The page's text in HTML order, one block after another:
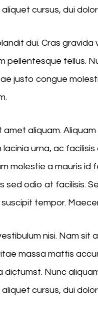
cursus, dui
dui. Cras
pellentesque tellus.
justo congue
aliquam.
urna, ac
molestie a mauris id
sed odio at facilisis.
suscipit tempor.
nisi. Nam sit
massa mattis
Nunc
cursus, dui